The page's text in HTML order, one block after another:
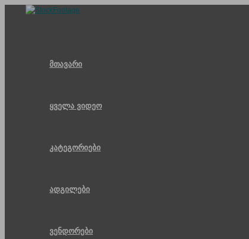
მთავარი
ყველა ვიდეო
კატეგორიები
ადგილები
ვენდორები